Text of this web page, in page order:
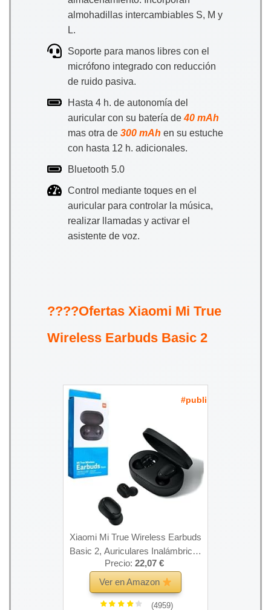
almohadillas intercambiables S, M y
L.
Soporte para manos libres con el
micrófono integrado con reducción
de ruido pasiva.
Hasta 4 h. de autonomía del
auricular con su batería de40 mAh
mas otra de 300 mAh en su estuche
con hasta 12 h. adicionales.
Bluetooth 5.0
Control mediante toques en el
auricular para controlar la música,
realizar llamadas y activar el
asistente de voz.
????Ofertas Xiaomi Mi True
Wireless Earbuds Basic 2
#publi
Xiaomi Mi True Wireless Earbuds
Basic 2, Auriculares Inalámbricos
Bluetooth 5.0 Anti-Sudor IPX4 True
Stereo Auriculares Bluetooth con
Micrófono
Precio: 22,07 €
Ver en Amazon
(4959)